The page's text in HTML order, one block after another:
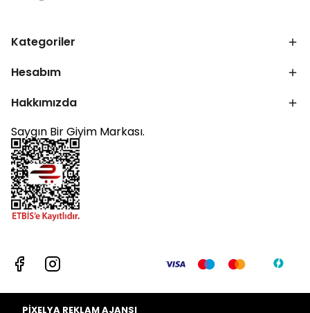
Kategoriler
Hesabım
Hakkımızda
Saygın Bir Giyim Markası.
PİXELYA REKLAM AJANSI